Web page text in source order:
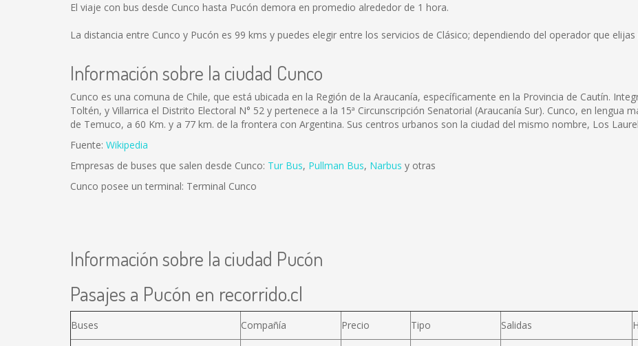
El viaje con bus desde Cunco hasta Pucón demora en promedio alrededor de 1 hora.
La distancia entre Cunco y Pucón es 99 kms y puedes elegir entre los servicios de Clásico; dependiendo del operador que elijas
Información sobre la ciudad Cunco
Cunco es una comuna de Chile, que está ubicada en la Región de la Araucanía, específicamente en la Provincia de Cautín.
Toltén, y Villarrica el Distrito Electoral N° 52 y pertenece a la 15ª Circunscripción Senatorial (Araucanía Sur). Cunco, en lengua
de Temuco, a 60 Km. y a 77 km. de la frontera con Argentina. Sus centros urbanos son la ciudad del mismo nombre, Los
Fuente: Wikipedia
Empresas de buses que salen desde Cunco: Tur Bus, Pullman Bus, Narbus y otras
Cunco posee un terminal: Terminal Cunco
Información sobre la ciudad Pucón
Pasajes a Pucón en recorrido.cl
Buses Compañía Precio Tipo Salidas